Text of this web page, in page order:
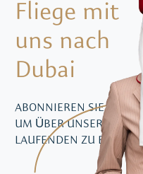
Fliege mit
uns nach
Dubai
ABONNIEREN SIE DEN
UM ÜBER UNSER
LAUFENDEN ZU BLEIBEN.